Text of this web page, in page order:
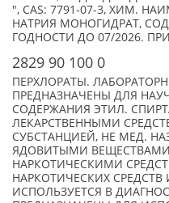
", CAS: 7791-07-3, ХИМ.
НАТРИЯ МОНОГИДРАТ,
ГОДНОСТИ ДО 07/2026.
2829 90 100 0
ПЕРХЛОРАТЫ.
ПРЕДНАЗНАЧЕНЫ ДЛЯ
СОДЕРЖАНИЯ ЭТИЛ.
ЛЕКАРСТВЕННЫМИ
СУБСТАНЦИЕЙ, НЕ МЕД.
ЯДОВИТЫМИ
НАРКОТИЧЕСКИМИ
НАРКОТИЧЕСКИХ
ИСПОЛЬЗУЕТСЯ В